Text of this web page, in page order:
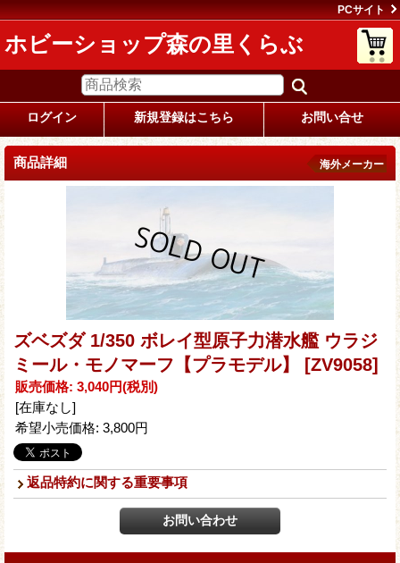
PCサイト
ホビーショップ森の里くらぶ
ログイン 新規登録はこちら お問い合せ
商品詳細 海外メーカー
ズベズダ 1/350 ボレイ型原子力潜水艦 ウラジ
ミール・モノマーフ【プラモデル】 [ZV9058]
販売価格: 3,040円(税別)
[在庫なし]
希望小売価格: 3,800円
返品特約に関する重要事項